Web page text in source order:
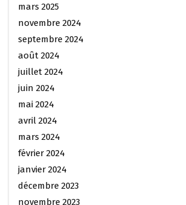
mars 2025
novembre 2024
septembre 2024
août 2024
juillet 2024
juin 2024
mai 2024
avril 2024
mars 2024
février 2024
janvier 2024
décembre 2023
novembre 2023